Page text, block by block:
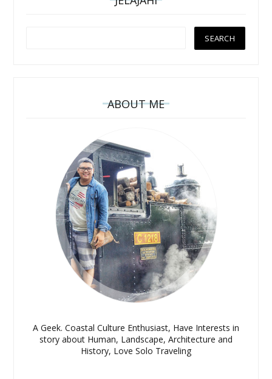
ABOUT ME
A Geek. Coastal Culture Enthusiast, Have Interests in
story about Human, Landscape, Architecture and
History, Love Solo Traveling